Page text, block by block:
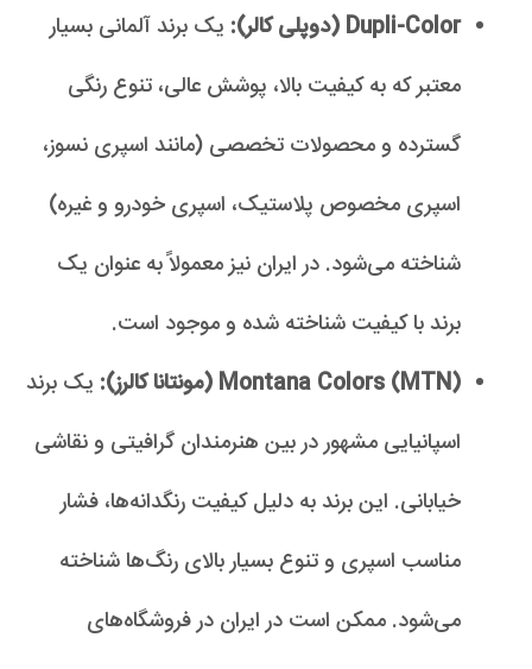
Dupli-Color (دوپلی کالر):
یک برند آلمانی بسیار
معتبر که به کیفیت بالا، پوشش عالی، تنوع رنگی
گسترده و محصولات تخصصی (مانند اسپری نسوز،
اسپری مخصوص پلاستیک، اسپری خودرو و غیره)
شناخته می‌شود. در ایران نیز معمولاً به عنوان یک
برند با کیفیت شناخته شده و موجود است.
Montana Colors (MTN) (مونتانا کالرز):
یک برند
اسپانیایی مشهور در بین هنرمندان گرافیتی و نقاشی
خیابانی. این برند به دلیل کیفیت رنگدانه‌ها، فشار
مناسب اسپری و تنوع بسیار بالای رنگ‌ها شناخته
می‌شود. ممکن است در ایران در فروشگاه‌های